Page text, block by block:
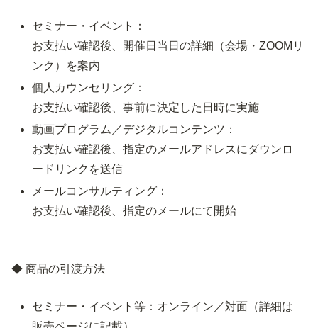
セミナー・イベント：
お支払い確認後、開催日当日の詳細（会場・ZOOMリ
ンク）を案内
個人カウンセリング：
お支払い確認後、事前に決定した日時に実施
動画プログラム／デジタルコンテンツ：
お支払い確認後、指定のメールアドレスにダウンロ
ードリンクを送信
メールコンサルティング：
お支払い確認後、指定のメールにて開始
◆ 商品の引渡方法
セミナー・イベント等：オンライン／対面（詳細は